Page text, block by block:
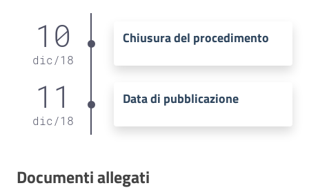
10
dic /18
Chiusura del procedimento
11
dic /18
Data di pubblicazione
Documenti allegati